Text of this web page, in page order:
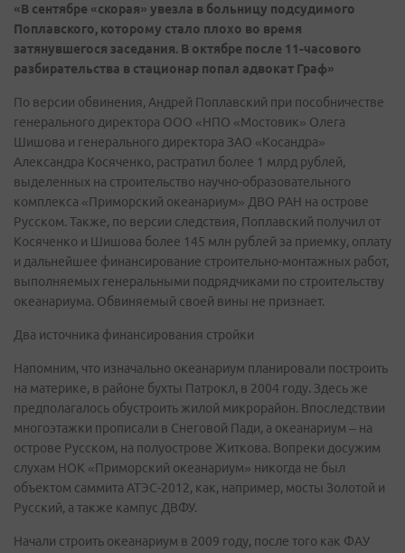
«В сентябре «скорая» увезла в больницу подсудимого
Поплавского, которому стало плохо во время
затянувшегося заседания. В октябре после 11-часового
разбирательства в стационар попал адвокат Граф»
По версии обвинения, Андрей Поплавский при пособничестве
генерального директора ООО «НПО «Мостовик» Олега
Шишова и генерального директора ЗАО «Косандра»
Александра Косяченко, растратил более 1 млрд рублей,
выделенных на строительство научно-образовательного
комплекса «Приморский океанариум» ДВО РАН на острове
Русском. Также, по версии следствия, Поплавский получил от
Косяченко и Шишова более 145 млн рублей за приемку, оплату
и дальнейшее финансирование строительно-монтажных работ,
выполняемых генеральными подрядчиками по строительству
океанариума. Обвиняемый своей вины не признает.
Два источника финансирования стройки
Напомним, что изначально океанариум планировали построить
на материке, в районе бухты Патрокл, в 2004 году. Здесь же
предполагалось обустроить жилой микрорайон. Впоследствии
многоэтажки прописали в Снеговой Пади, а океанариум – на
острове Русском, на полуострове Житкова. Вопреки досужим
слухам НОК «Приморский океанариум» никогда не был
объектом саммита АТЭС-2012, как, например, мосты Золотой и
Русский, а также кампус ДВФУ.
Начали строить океанариум в 2009 году, после того как ФАУ